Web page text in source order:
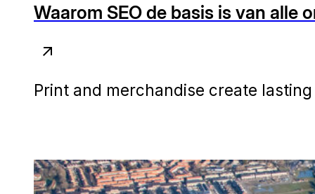
Waarom SEO de basis is van alle
Print and merchandise create